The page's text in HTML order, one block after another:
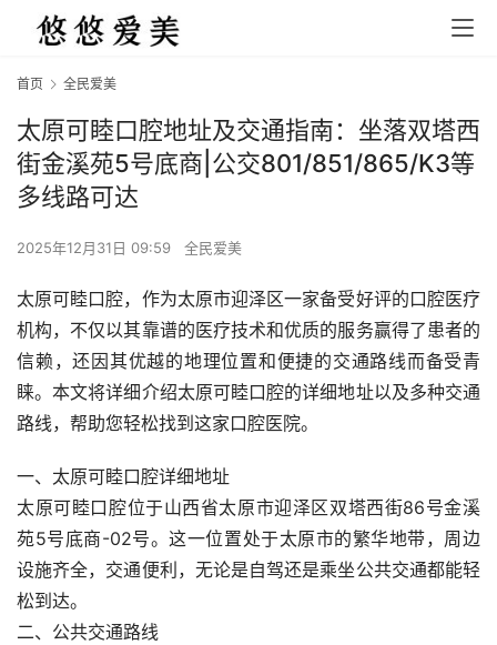
首页 全民爱美
太原可睦口腔地址及交通指南：坐落双塔西
街金溪苑5号底商|公交801/851/865/K3等
多线路可达
2025年12月31日 09:59 全民爱美
太原可睦口腔，作为太原市迎泽区一家备受好评的口腔医疗
机构，不仅以其靠谱的医疗技术和优质的服务赢得了患者的
信赖，还因其优越的地理位置和便捷的交通路线而备受青
睐。本文将详细介绍太原可睦口腔的详细地址以及多种交通
路线，帮助您轻松找到这家口腔医院。
一、太原可睦口腔详细地址
太原可睦口腔位于山西省太原市迎泽区双塔西街86号金溪
苑5号底商-02号。这一位置处于太原市的繁华地带，周边
设施齐全，交通便利，无论是自驾还是乘坐公共交通都能轻
松到达。
二、公共交通路线